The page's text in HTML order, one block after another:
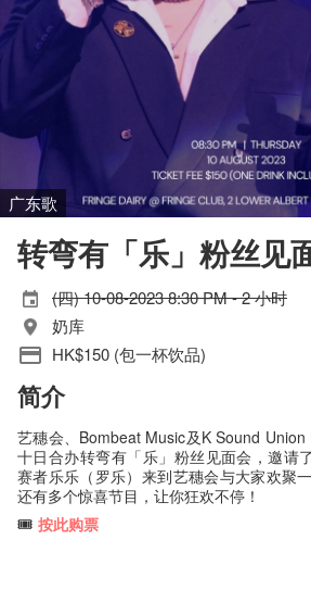
广东歌
转弯有「乐」粉丝见
(四) 10-08-2023 8:30 PM - 2 小时
奶库
HK$150 (包一杯饮品)
简介
艺穗会、Bombeat Music及K Sound Union
十日合办转弯有「乐」粉丝见面会，邀请
赛者乐乐（罗乐）来到艺穗会与大家欢聚
还有多个惊喜节目，让你狂欢不停！
🎟️ 按此购票